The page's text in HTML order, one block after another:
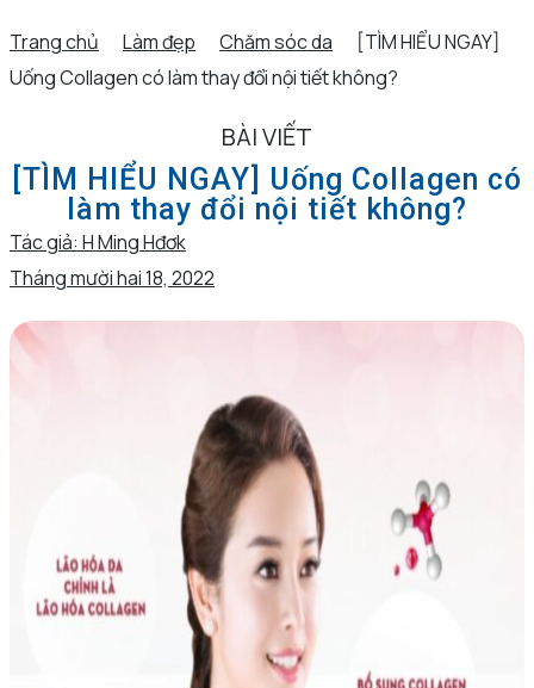
Trang chủ Làm đẹp Chăm sóc da
[TÌM HIỂU NGAY]
Uống Collagen có làm thay đổi nội tiết không?
BÀI VIẾT
[TÌM HIỂU NGAY] Uống Collagen có
làm thay đổi nội tiết không?
Tác giả: H Ming Hđơk
Tháng mười hai 18, 2022